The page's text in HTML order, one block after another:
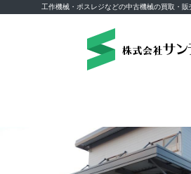
工作機械・ポスレジなどの中古機械の買取・販